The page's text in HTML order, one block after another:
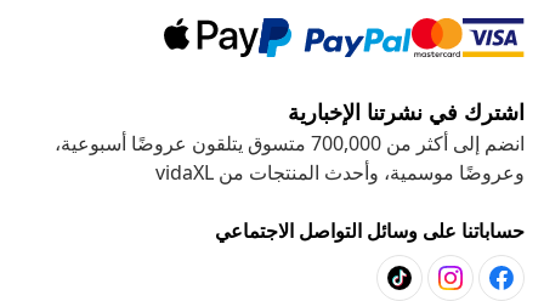
اشترك في نشرتنا الإخبارية
انضم إلى أكثر من 700,000 متسوق يتلقون عروضًا أسبوعية،
وعروضًا موسمية، وأحدث المنتجات من vidaXL
حساباتنا على وسائل التواصل الاجتماعي